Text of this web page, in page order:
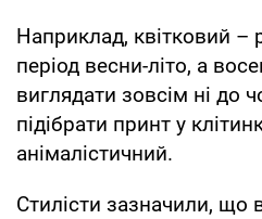
Наприклад, квітковий –
період весни-літо, а
виглядати зовсім ні до
підібрати принт у
анімалістичний.
Стилісти зазначили, що